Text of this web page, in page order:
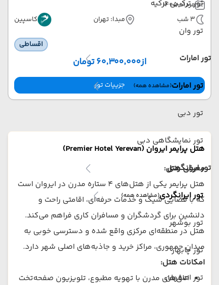
تور ترکیبی ترکیه
تور وان
تور امارات
تور امارات(مشاهده همه)
تور دبی
تور نمایشگاهی دبی
تور ایرانگردی
تور ایرانگردی(مشاهده همه)
تور بوشهر
تور چابهار
تور اصفهان
مرداد 1405
3 شب
مبدا: تهران کاسپین
اقساطی
از۶۰٬۳۰۰٬۰۰۰ تومان
جزییات تور
هتل پرایمر ایروان (Premier Hotel Yerevan)
معرفی هتل:
هتل پرایمر یکی از هتل‌های ۴ ستاره مدرن در ایروان است
که با فضایی شیک و خدمات حرفه‌ای، اقامتی راحت و
دلنشین برای گردشگران و مسافران کاری فراهم می‌کند.
هتل در منطقه‌ای مرکزی واقع شده و دسترسی خوبی به
میدان جمهوری، مراکز خرید و جاذبه‌های اصلی شهر دارد.
امکانات هتل:
اتاق‌های مدرن با تهویه مطبوع، تلویزیون صفحه‌تخت